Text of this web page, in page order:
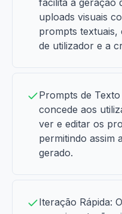
facilita a geração
uploads visuais
prompts textuais,
de utilizador e a
Prompts de Texto
concede aos
ver e editar os
permitindo assim
gerado.
Iteração Rápida: